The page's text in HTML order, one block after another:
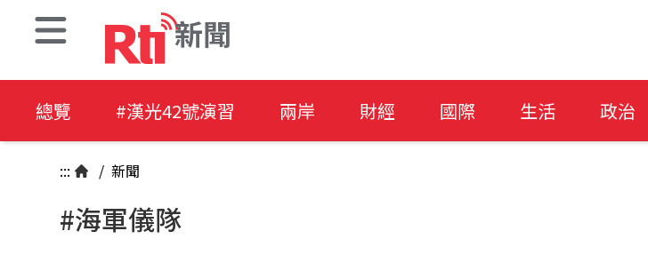
新聞
總覽 #漢光42號演習 兩岸 財經 國際 生活 政治
::: / 新聞
#海軍儀隊